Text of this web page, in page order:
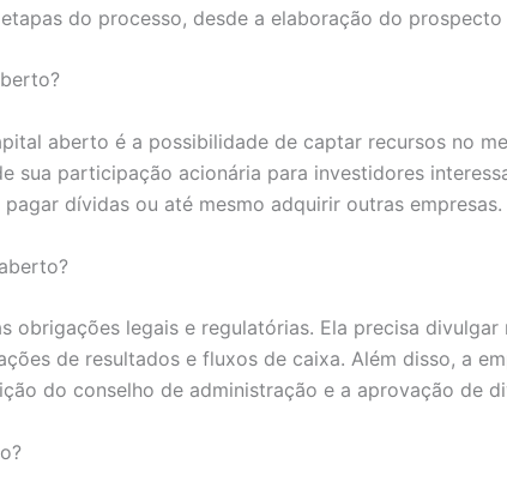
do processo, desde a elaboração do
aberto é a possibilidade de captar recursos no
sua participação acionária para investidores
dívidas ou até mesmo adquirir outras empresas.
obrigações legais e regulatórias. Ela precisa
de resultados e fluxos de caixa. Além disso, a
do conselho de administração e a aprovação de